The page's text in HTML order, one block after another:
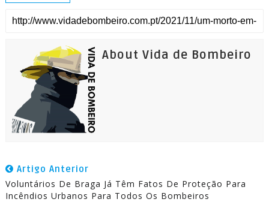
About Vida de Bombeiro
Artigo Anterior
Voluntários De Braga Já Têm Fatos De Proteção Para
Incêndios Urbanos Para Todos Os Bombeiros